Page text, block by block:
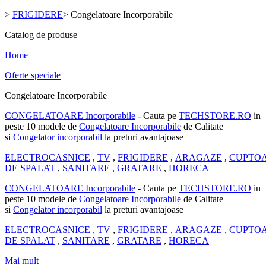
> FRIGIDERE> Congelatoare Incorporabile
Catalog de produse
Home
Oferte speciale
Congelatoare Incorporabile
CONGELATOARE Incorporabile - Cauta pe TECHSTORE.RO in
peste 10 modele de Congelatoare Incorporabile de Calitate
si Congelator incorporabil la preturi avantajoase
ELECTROCASNICE , TV , FRIGIDERE , ARAGAZE ,
DE SPALAT , SANITARE , GRATARE , HORECA
CONGELATOARE Incorporabile - Cauta pe TECHSTORE.RO in
peste 10 modele de Congelatoare Incorporabile de Calitate
si Congelator incorporabil la preturi avantajoase
ELECTROCASNICE , TV , FRIGIDERE , ARAGAZE ,
DE SPALAT , SANITARE , GRATARE , HORECA
Mai mult